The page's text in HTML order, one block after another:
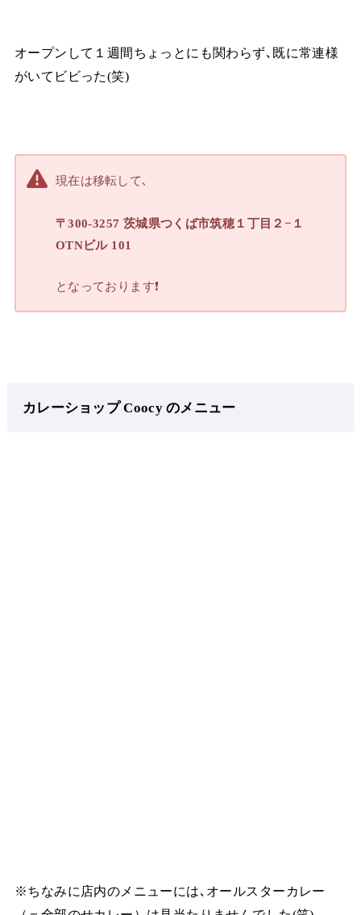
オープンして１週間ちょっとにも関わらず､既に常連様
がいてビビった(笑)
現在は移転して､
〒300-3257 茨城県つくば市筑穂１丁目２−１
OTNビル 101
となっております❗
カレーショップ Coocy のメニュー
※ちなみに店内のメニューには､オールスターカレー